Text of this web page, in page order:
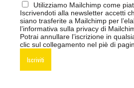
Utilizziamo Mailchimp come
Iscrivendoti alla newsletter accetti
siano trasferite a Mailchimp per
l’informativa sulla privacy di
Potrai annullare l’iscrizione in
clic sul collegamento nel piè di